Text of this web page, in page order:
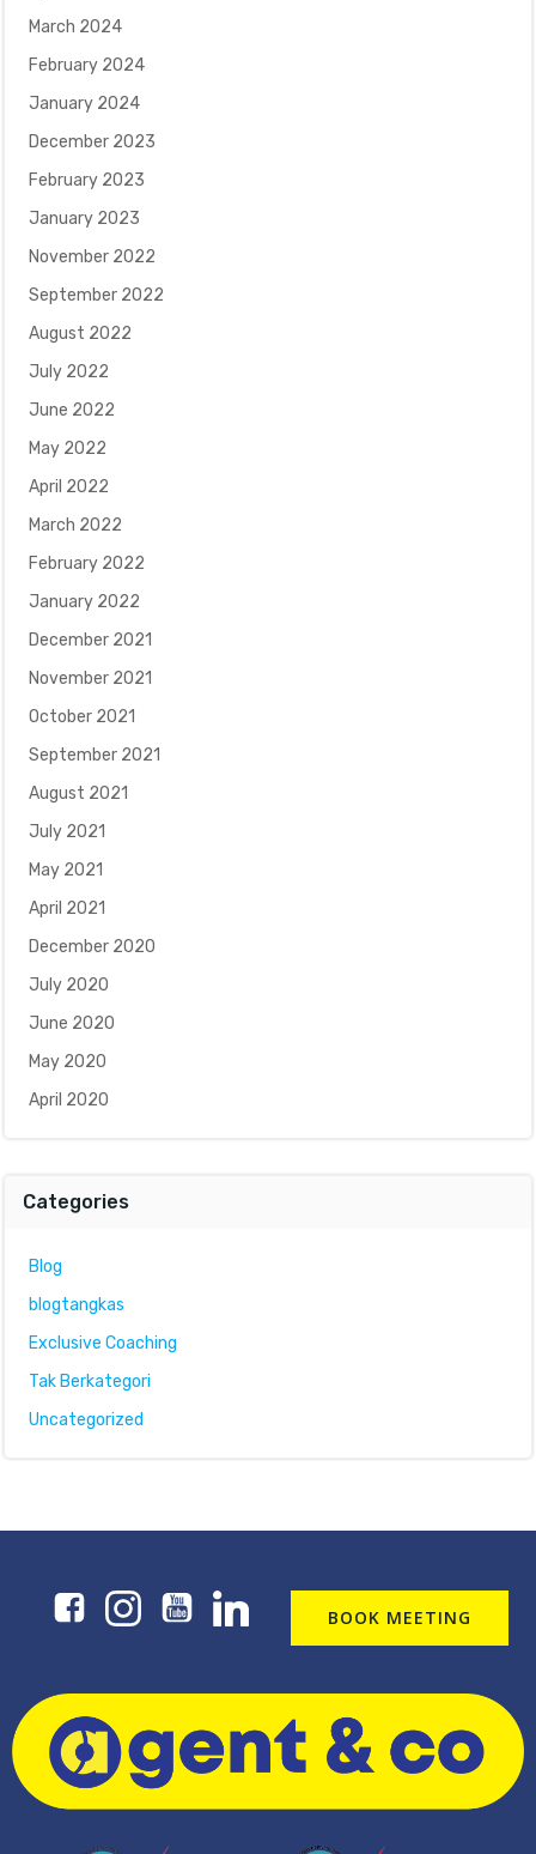
March 2024
February 2024
January 2024
December 2023
February 2023
January 2023
November 2022
September 2022
August 2022
July 2022
June 2022
May 2022
April 2022
March 2022
February 2022
January 2022
December 2021
November 2021
October 2021
September 2021
August 2021
July 2021
May 2021
April 2021
December 2020
July 2020
June 2020
May 2020
April 2020
Categories
Blog
blogtangkas
Exclusive Coaching
Tak Berkategori
Uncategorized
BOOK MEETING